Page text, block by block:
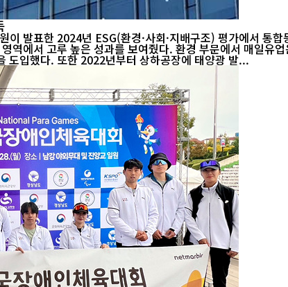
이 발표한 2024년 ESG(환경·사회·지배구조) 평가에서 통
저감을 위한 친환경 경영을 강화했다. 2021년부터 환경경영 국제표준규격인 ISO 14001
도입했다. 또한 2022년부터 상하공장에 태양광 발...